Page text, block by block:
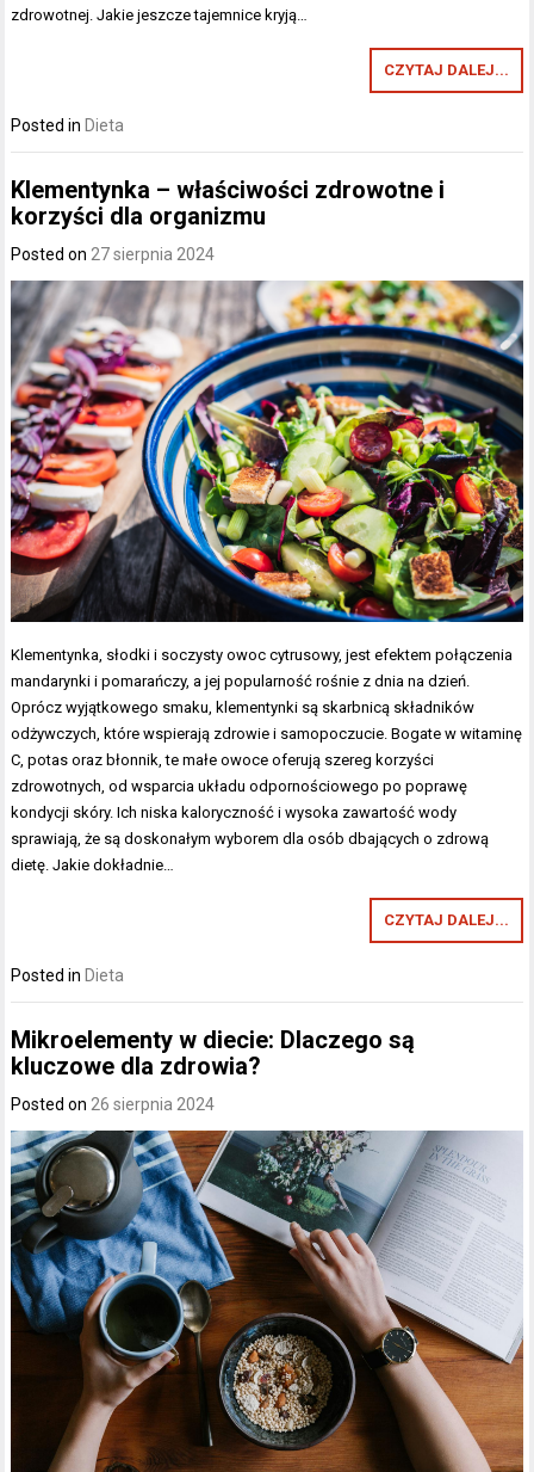
zdrowotnej. Jakie jeszcze tajemnice kryją…
CZYTAJ DALEJ...
Posted in Dieta
Klementynka – właściwości zdrowotne i
korzyści dla organizmu
Posted on 27 sierpnia 2024
Klementynka, słodki i soczysty owoc cytrusowy, jest efektem połączenia
mandarynki i pomarańczy, a jej popularność rośnie z dnia na dzień.
Oprócz wyjątkowego smaku, klementynki są skarbnicą składników
odżywczych, które wspierają zdrowie i samopoczucie. Bogate w witaminę
C, potas oraz błonnik, te małe owoce oferują szereg korzyści
zdrowotnych, od wsparcia układu odpornościowego po poprawę
kondycji skóry. Ich niska kaloryczność i wysoka zawartość wody
sprawiają, że są doskonałym wyborem dla osób dbających o zdrową
dietę. Jakie dokładnie…
CZYTAJ DALEJ...
Posted in Dieta
Mikroelementy w diecie: Dlaczego są
kluczowe dla zdrowia?
Posted on 26 sierpnia 2024